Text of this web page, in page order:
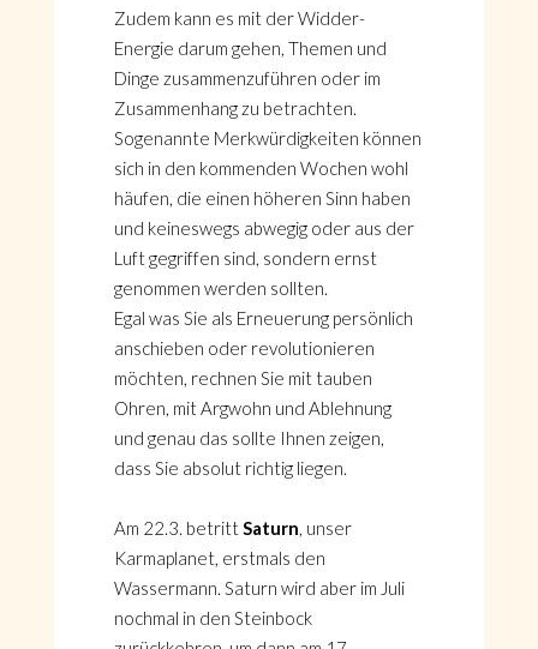
Zudem kann es mit der Widder-
Energie darum gehen, Themen und
Dinge zusammenzuführen oder im
Zusammenhang zu betrachten.
Sogenannte Merkwürdigkeiten können
sich in den kommenden Wochen wohl
häufen, die einen höheren Sinn haben
und keineswegs abwegig oder aus der
Luft gegriffen sind, sondern ernst
genommen werden sollten.
Egal was Sie als Erneuerung persönlich
anschieben oder revolutionieren
möchten, rechnen Sie mit tauben
Ohren, mit Argwohn und Ablehnung
und genau das sollte Ihnen zeigen,
dass Sie absolut richtig liegen.
Am 22.3. betrittSaturn, unser
Karmaplanet, erstmals den
Wassermann. Saturn wird aber im Juli
nochmal in den Steinbock